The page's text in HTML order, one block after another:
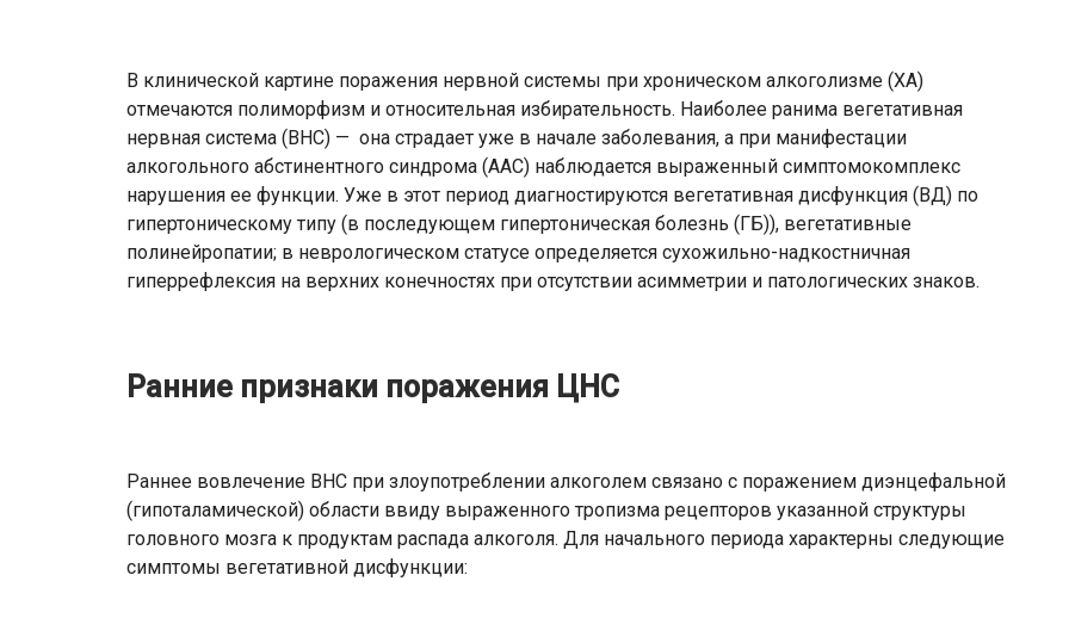
В клинической картине поражения нервной системы при хроническом алкоголизме (ХА)
отмечаются полиморфизм и относительная избирательность. Наиболее ранима вегетативная
нервная система (ВНС) — она страдает уже в начале заболевания, а при манифестации
алкогольного абстинентного синдрома (ААС) наблюдается выраженный симптомокомплекс
нарушения ее функции. Уже в этот период диагностируются вегетативная дисфункция (ВД) по
гипертоническому типу (в последующем гипертоническая болезнь (ГБ)), вегетативные
полинейропатии; в неврологическом статусе определяется сухожильно-надкостничная
гиперрефлексия на верхних конечностях при отсутствии асимметрии и патологических знаков.
Ранние признаки поражения ЦНС
Раннее вовлечение ВНС при злоупотреблении алкоголем связано с поражением диэнцефальной
(гипоталамической) области ввиду выраженного тропизма рецепторов указанной структуры
головного мозга к продуктам распада алкоголя. Для начального периода характерны следующие
симптомы вегетативной дисфункции: